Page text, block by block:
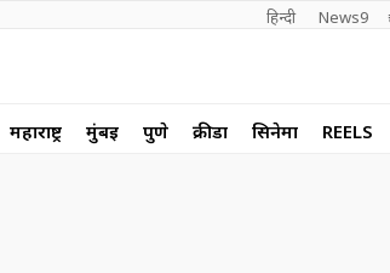
हिन्दी News9
महाराष्ट्र मुंबई पुणे क्रीडा सिनेमा REELS